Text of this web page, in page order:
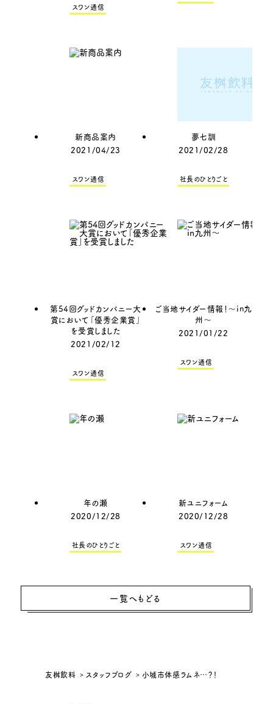
スワン通信
新商品案内
2021/04/23
スワン通信
夢七訓
2021/02/28
社長のひとりごと
第54回グッドカンパニー大
賞において「優秀企業賞」
を受賞しました
2021/02/12
スワン通信
ご当地サイダー情報！～in九
州～
2021/01/22
スワン通信
年の瀬
2020/12/28
社長のひとりごと
新ユニフォーム
2020/12/28
スワン通信
一覧へもどる
友桝飲料 スタッフブログ 小城市体感ラムネ…？！